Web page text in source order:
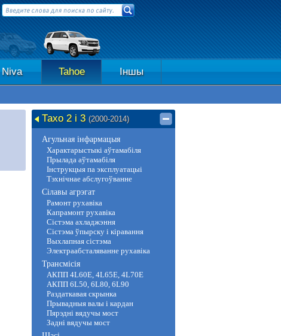
Niva Tahoe Іншы
Тахо 2 і 3 (2000-2014)
Агульная інфармацыя
Характарыстыкі аўтамабіля
Прылада аўтамабіля
Інструкцыя па эксплуатацыі
Тэхнічнае абслугоўванне
Сілавы агрэгат
Рамонт рухавіка
Капрамонт рухавіка
Сістэма ахладжэння
Сістэма ўпырску і кіравання
Выхлапная сістэма
Электраабсталяванне рухавіка
Трансмісія
АКПП 4L60E, 4L65E, 4L70E
АКПП 6L50, 6L80, 6L90
Раздаткавая скрынка
Прывадныя валы і кардан
Пярэдні вядучы мост
Задні вядучы мост